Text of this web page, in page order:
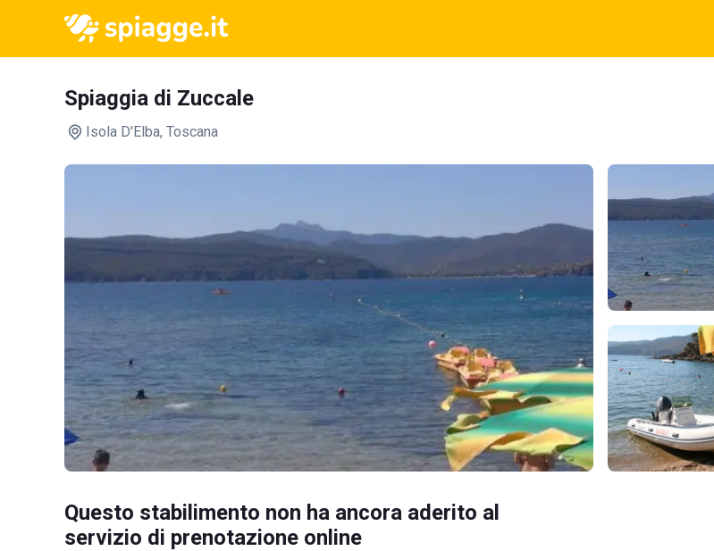
Spiaggia di Zuccale
Isola D'Elba, Toscana
Questo stabilimento non ha ancora aderito al
servizio di prenotazione online